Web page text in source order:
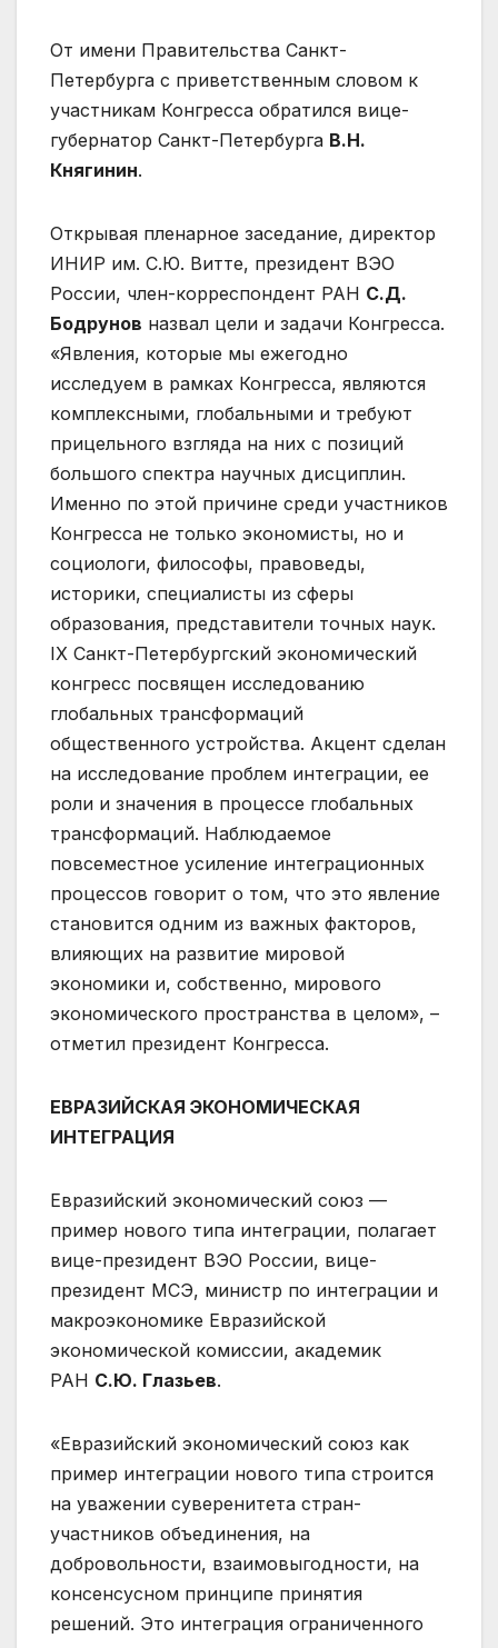
От имени Правительства Санкт-
Петербурга с приветственным словом к
участникам Конгресса обратился вице-
губернатор Санкт-Петербурга В.Н.
Княгинин.
Открывая пленарное заседание, директор
ИНИР им. С.Ю. Витте, президент ВЭО
России, член-корреспондент РАН С.Д.
Бодрунов назвал цели и задачи Конгресса.
«Явления, которые мы ежегодно
исследуем в рамках Конгресса, являются
комплексными, глобальными и требуют
прицельного взгляда на них с позиций
большого спектра научных дисциплин.
Именно по этой причине среди участников
Конгресса не только экономисты, но и
социологи, философы, правоведы,
историки, специалисты из сферы
образования, представители точных наук.
IX Санкт-Петербургский экономический
конгресс посвящен исследованию
глобальных трансформаций
общественного устройства. Акцент сделан
на исследование проблем интеграции, ее
роли и значения в процессе глобальных
трансформаций. Наблюдаемое
повсеместное усиление интеграционных
процессов говорит о том, что это явление
становится одним из важных факторов,
влияющих на развитие мировой
экономики и, собственно, мирового
экономического пространства в целом», –
отметил президент Конгресса.
ЕВРАЗИЙСКАЯ ЭКОНОМИЧЕСКАЯ
ИНТЕГРАЦИЯ
Евразийский экономический союз —
пример нового типа интеграции, полагает
вице-президент ВЭО России, вице-
президент МСЭ, министр по интеграции и
макроэкономике Евразийской
экономической комиссии, академик
РАН С.Ю. Глазьев.
«Евразийский экономический союз как
пример интеграции нового типа строится
на уважении суверенитета стран-
участников объединения, на
добровольности, взаимовыгодности, на
консенсусном принципе принятия
решений. Это интеграция ограниченного